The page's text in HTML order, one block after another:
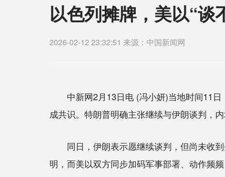
以色列摊牌，美以“谈
2026-02-12 23:32:51 来源：中国新闻网
中新网2月13日电 (冯小妍)当地时间11日
成共识。特朗普明确主张继续与伊朗谈判，内
同日，伊朗表示愿继续谈判，但尚未收到
明，而美以双方同步加码军事部署、动作频